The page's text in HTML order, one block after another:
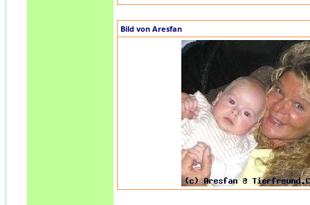
Bild von Aresfan